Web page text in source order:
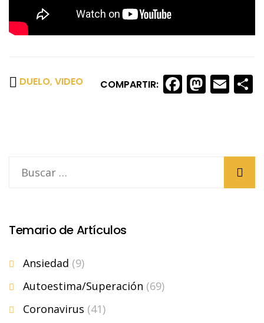
DUELO, VIDEO COMPARTIR:
Temario de Artículos
Ansiedad (9)
Autoestima/Superación (69)
Coronavirus (41)